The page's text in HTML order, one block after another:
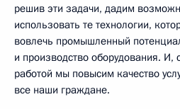
решив эти задачи, дадим
использовать те технологии,
вовлечь промышленный
и производство оборудования. И,
работой мы повысим качество
все наши граждане.